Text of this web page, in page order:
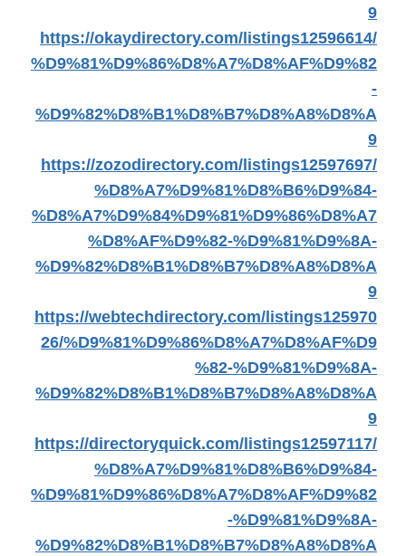
9
https://okaydirectory.com/listings12596614/
%D9%81%D9%86%D8%A7%D8%AF%D9%82
-
%D9%82%D8%B1%D8%B7%D8%A8%D8%A
9
https://zozodirectory.com/listings12597697/
%D8%A7%D9%81%D8%B6%D9%84-
%D8%A7%D9%84%D9%81%D9%86%D8%A7
%D8%AF%D9%82-%D9%81%D9%8A-
%D9%82%D8%B1%D8%B7%D8%A8%D8%A
9
https://webtechdirectory.com/listings125970
26/%D9%81%D9%86%D8%A7%D8%AF%D9
%82-%D9%81%D9%8A-
%D9%82%D8%B1%D8%B7%D8%A8%D8%A
9
https://directoryquick.com/listings12597117/
%D8%A7%D9%81%D8%B6%D9%84-
%D9%81%D9%86%D8%A7%D8%AF%D9%82
-%D9%81%D9%8A-
%D9%82%D8%B1%D8%B7%D8%A8%D8%A